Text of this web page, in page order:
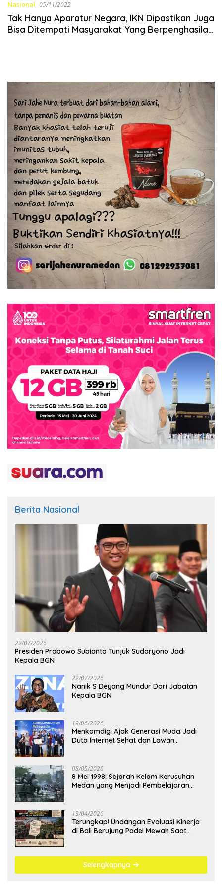
Nasional 05/11/2022
Tak Hanya Aparatur Negara, IKN Dipastikan Juga
Bisa Ditempati Masyarakat Yang Berpenghasilan
Berita Nasional
22/07/2026
Presiden Prabowo Subianto Tunjuk Sudaryono Jadi
Kepala BGN
22/07/2026
Nanik S Deyang Mundur Dari Jabatan
Kepala BGN
19/06/2026
Menkomdigi Ajak Generasi Muda Jadi
Duta Internet Sehat dan Lawan
08/05/2026
8 Mei 1998: Sejarah Kelam Kerusuhan
Medan yang Menjadi Pembelajaran
13/04/2026
Terungkap! Undangan Evaluasi Kinerja
di Bali Berujung Padel Mewah Saat
Selengkapnya